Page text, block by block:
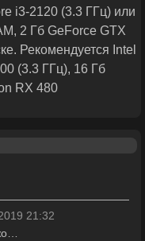
i3-2120 (3.3 ГГц) или
2 Гб GeForce GTX
Рекомендуется Intel
(3.3 ГГц), 16 Гб
RX 480
21:32